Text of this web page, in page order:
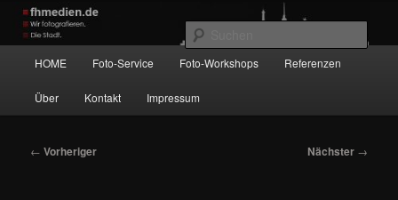
Zum
primären
Inhalt
springen
Wir fotografieren die Hauptstadt!
HOME Foto-Service Foto-Workshops Referenzen
Über Kontakt Impressum
Beitragsnavigation
← Vorheriger Nächster →